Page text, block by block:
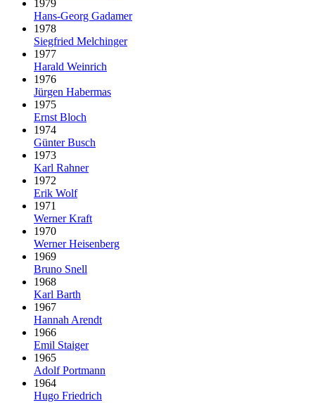
1979
Hans-Georg Gadamer
1978
Siegfried Melchinger
1977
Harald Weinrich
1976
Jürgen Habermas
1975
Ernst Bloch
1974
Günter Busch
1973
Karl Rahner
1972
Erik Wolf
1971
Werner Kraft
1970
Werner Heisenberg
1969
Bruno Snell
1968
Karl Barth
1967
Hannah Arendt
1966
Emil Staiger
1965
Adolf Portmann
1964
Hugo Friedrich